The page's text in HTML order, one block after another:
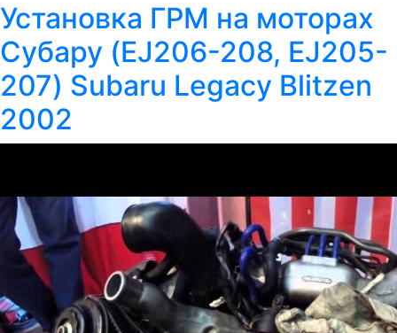
Установка ГРМ на моторах
Субару (EJ206-208, EJ205-
207) Subaru Legacy Blitzen
2002